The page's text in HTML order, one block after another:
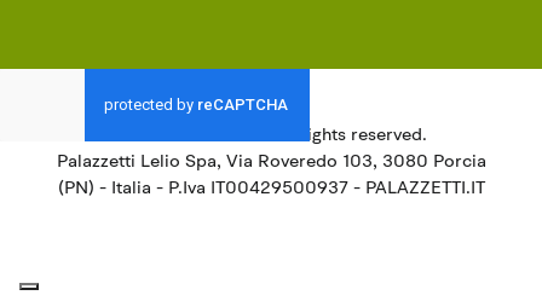
All rights reserved.
Palazzetti Lelio Spa, Via Roveredo 103, 3080 Porcia
(PN) - Italia - P.Iva IT00429500937 - PALAZZETTI.IT